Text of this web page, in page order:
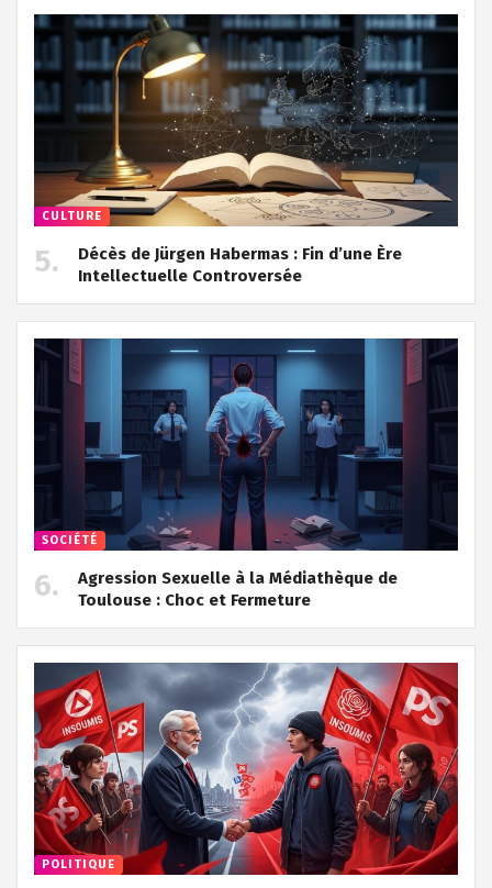
CULTURE
Décès de Jürgen Habermas : Fin d’une Ère
Intellectuelle Controversée
SOCIÉTÉ
Agression Sexuelle à la Médiathèque de
Toulouse : Choc et Fermeture
POLITIQUE